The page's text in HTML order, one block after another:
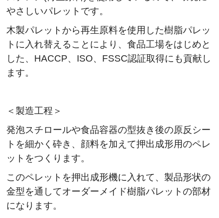
やさしいパレットです。
木製パレットから再生原料を使用した樹脂パレッ
トに入れ替えることにより、食品工場をはじめと
した、HACCP、ISO、FSSC認証取得にも貢献し
ます。
＜製造工程＞
発泡スチロールや食品容器の型抜き後の原反シー
トを細かく砕き、顔料を加えて押出成形用のペレ
ットをつくります。
このペレットを押出成形機に入れて、製品形状の
金型を通してオーダーメイド樹脂パレットの部材
になります。